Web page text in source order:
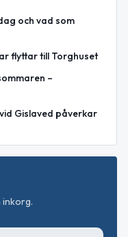
och vad som
flyttar till Torghuset
–
Gislaved påverkar
inkorg.